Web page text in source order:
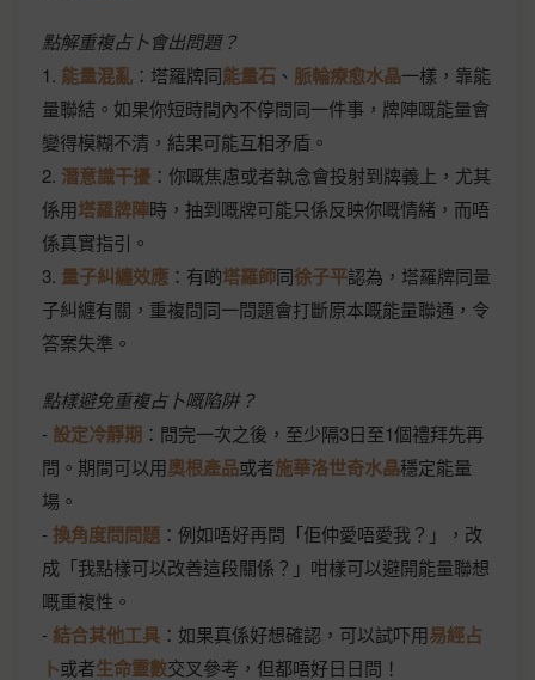
點解重複占卜會出問題？
1. 能量混亂 ：塔羅牌同能量石 、 脈輪療愈水晶一樣，靠能
量聯結。如果你短時間內不停問同一件事，牌陣嘅能量會
變得模糊不清，結果可能互相矛盾。
2. 潛意識干擾 ：你嘅焦慮或者執念會投射到牌義上，尤其
係用塔羅牌陣時，抽到嘅牌可能只係反映你嘅情緒，而唔
係真實指引。
3. 量子糾纏效應 ：有啲塔羅師同徐子平認為，塔羅牌同量
子糾纏有關，重複問同一問題會打斷原本嘅能量聯通，令
答案失準。
點樣避免重複占卜嘅陷阱？
- 設定冷靜期 ：問完一次之後，至少隔3日至1個禮拜先再
問。期間可以用奧根產品或者施華洛世奇水晶穩定能量
場。
- 換角度問問題 ：例如唔好再問「佢仲愛唔愛我？」，改
成「我點樣可以改善這段關係？」咁樣可以避開能量聯想
嘅重複性。
- 結合其他工具 ：如果真係好想確認，可以試吓用易經占
卜或者生命靈數交叉參考，但都唔好日日問！